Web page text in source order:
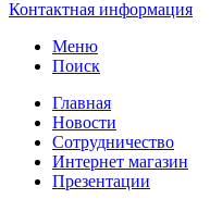
Контактная информация
Меню
Поиск
Главная
Новости
Сотрудничество
Интернет магазин
Презентации